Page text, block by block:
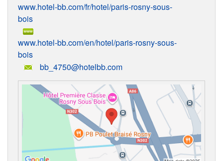
www.hotel-bb.com/fr/hotel/paris-rosny-sous-
bois
www.hotel-bb.com/en/hotel/paris-rosny-sous-
bois
bb_4750@hotelbb.com